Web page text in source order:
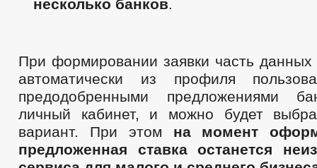
несколько банков.
При формировании заявки часть данных
автоматически из профиля
предодобренными предложениями
личный кабинет, и можно будет
вариант. При этом на момент
предложенная ставка останется